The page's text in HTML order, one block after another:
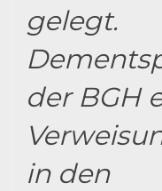
gelegt.
der BGH
in den